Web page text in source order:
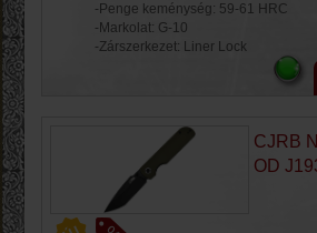
-Penge keménység: 59-61 HRC
-Markolat: G-10
-Zárszerkezet: Liner Lock
CJRB
OD